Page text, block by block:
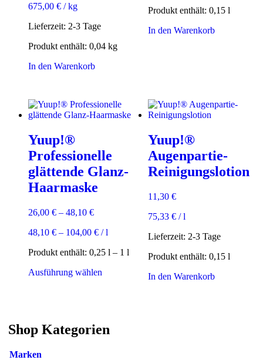
675,00 € /kg
Lieferzeit: 2-3 Tage
Produkt enthält: 0,04 kg
In den Warenkorb
Produkt enthält: 0,15 l
In den Warenkorb
Yuup!®
Professionelle
glättende Glanz-
Haarmaske
26,00 € – 48,10 €
48,10 € – 104,00 € /l
Produkt enthält: 0,25 l – 1 l
Ausführung wählen
Die
Yuup!®
Augenpartie-
Reinigungslotion
11,30 €
75,33 €/l
Lieferzeit: 2-3 Tage
Produkt enthält: 0,15 l
In den Warenkorb
Shop Kategorien
Marken